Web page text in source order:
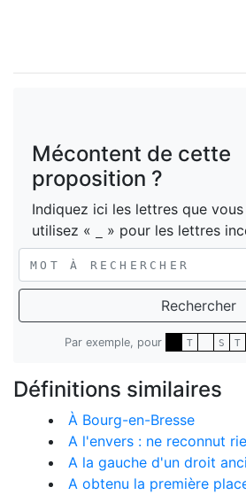
Mécontent de cette
proposition ?
Indiquez ici les lettres que
utilisez «
» pour les lettres
Rechercher
Par exemple, pour T S T
Définitions similaires
À Bourg-en-Bresse
A l'envers : ne reconnut
A la gauche d'un droit
A obtenu la première